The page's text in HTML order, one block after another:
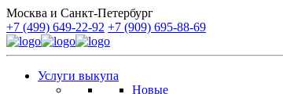
Москва и Санкт-Петербург
+7 (499) 649-22-92 +7 (909) 695-88-69
Услуги выкупа
Новые